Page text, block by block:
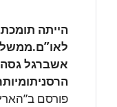
הייתה
אשברגל
פורסם ב”הארץ” – 16